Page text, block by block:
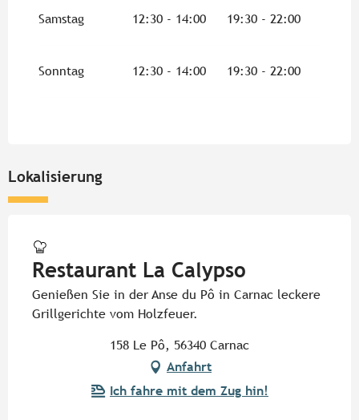
Samstag 12:30 - 14:00 19:30 - 22:00
Sonntag 12:30 - 14:00 19:30 - 22:00
Lokalisierung
Restaurant La Calypso
Genießen Sie in der Anse du Pô in Carnac leckere
Grillgerichte vom Holzfeuer.
158 Le Pô, 56340 Carnac
Anfahrt
Ich fahre mit dem Zug hin!